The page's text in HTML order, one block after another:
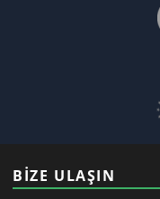
BİZE ULAŞIN